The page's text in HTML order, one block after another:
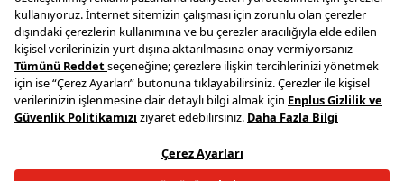
Uygulamamızı İndirin
Copyright © 2025 ENPLUS | Tüm hakları saklıdır.